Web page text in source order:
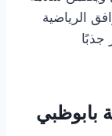
الرياضية
جذبًا
بابوظبي